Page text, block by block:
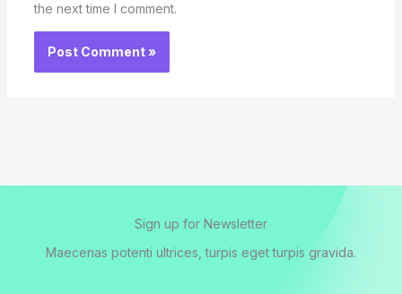
the next time I comment.
Sign up for Newsletter
Maecenas potenti ultrices, turpis eget turpis gravida.